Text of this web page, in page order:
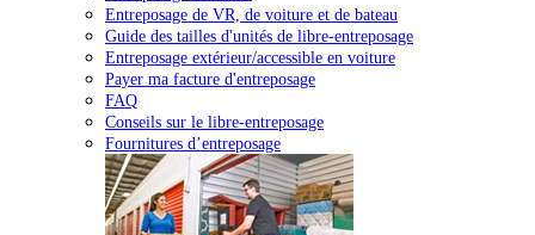
Entreposage de VR, de voiture et de bateau
Guide des tailles d'unités de libre-entreposage
Entreposage extérieur/accessible en voiture
Payer ma facture d'entreposage
FAQ
Conseils sur le libre-entreposage
Fournitures d’entreposage